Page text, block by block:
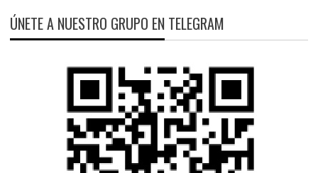
ÚNETE A NUESTRO GRUPO EN TELEGRAM